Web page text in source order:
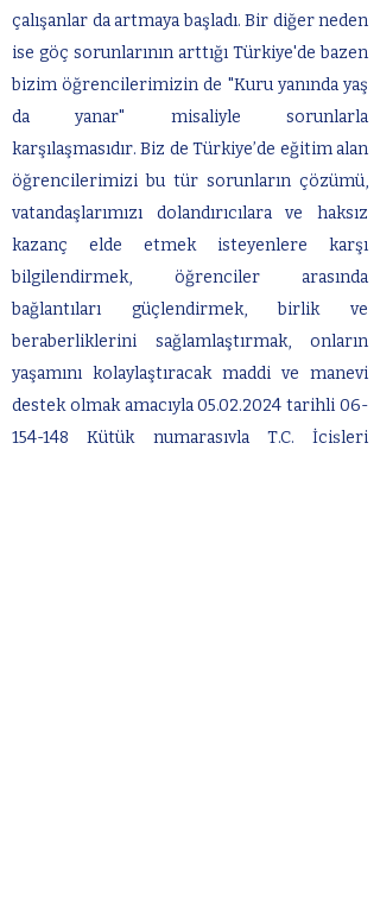
çalışanlar da artmaya başladı. Bir diğer neden
ise göç sorunlarının arttığı Türkiye'de bazen
bizim öğrencilerimizin de "Kuru yanında yaş
da yanar" misaliyle sorunlarla
karşılaşmasıdır. Biz de Türkiye’de eğitim alan
öğrencilerimizi bu tür sorunların çözümü,
vatandaşlarımızı dolandırıcılara ve haksız
kazanç elde etmek isteyenlere karşı
bilgilendirmek, öğrenciler arasında
bağlantıları güçlendirmek, birlik ve
beraberliklerini sağlamlaştırmak, onların
yaşamını kolaylaştıracak maddi ve manevi
destek olmak amacıyla05.02.2024 tarihli06-
154-148 Kütük numarasıyla T.C. İçişleri